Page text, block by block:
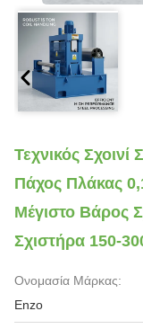
Τεχνικός
Πάχος Πλάκας
Μέγιστο Βάρος
Σχιστήρα 150-
Ονομασία Μάρκας:
Enzo